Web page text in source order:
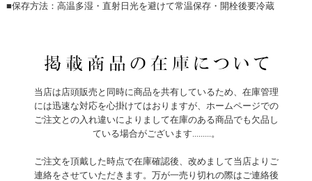
■保存方法：高温多湿・直射日光を避けて常温保存・開栓後要冷蔵
当店は店頭販売と同時に商品を共有しているため、在庫管理
には迅速な対応を心掛けてはおりますが、ホームページでの
ご注文との入れ違いによりまして在庫のある商品でも欠品し
ている場合がございます.........。
ご注文を頂戴した時点で在庫確認後、改めまして当店よりご
連絡をさせていただきます。万が一売り切れの際はご連絡後